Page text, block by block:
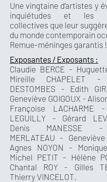
Une vingtaine d’artistes y
inquiétudes et les
collectives que leur
du monde contemporain
Remue-méninges garantis !
Exposantes / Exposants :
Claudie BERCE -
Mireille CHAPELET -
DESTOMBES - Edith
Geneviève GOIGOUX -
Françoise
LEGUILLY - Gérard
Denis MANESSE
MERLATEAU -
Agnes NOYON -
Michel PETIT - Hélène
Chantal ROY - Gilles
Thierry VINCELOT.